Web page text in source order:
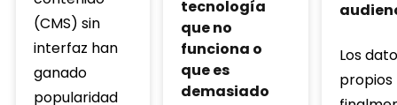
(CMS) sin
interfaz han
ganado
popularidad
tecnología
que no
funciona o
que es
demasiado
Los
propios